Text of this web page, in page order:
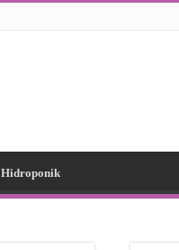
Hidroponik